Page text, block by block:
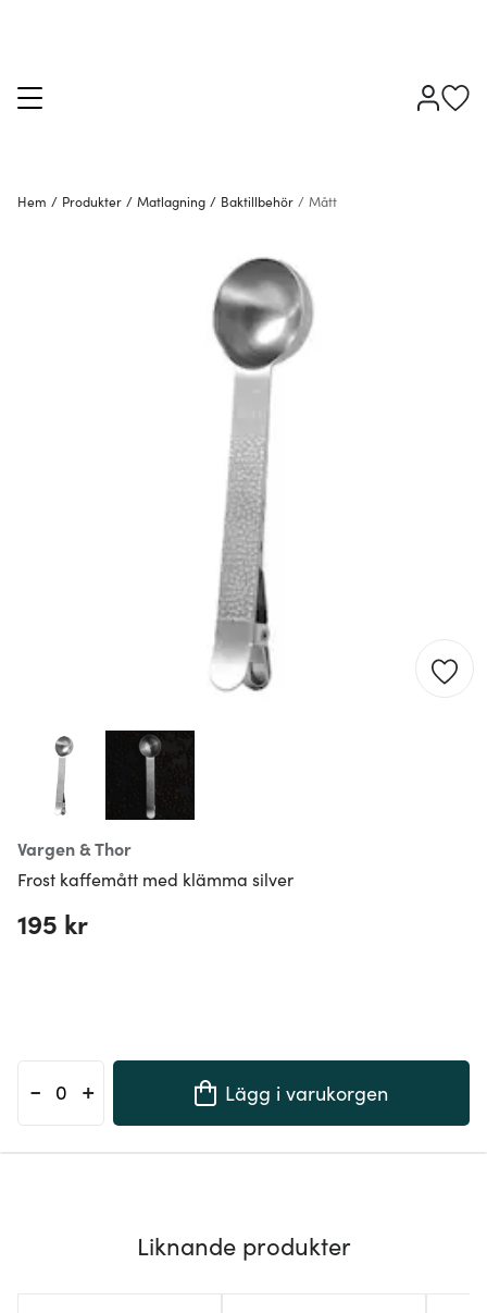
Hem / Produkter / Matlagning / Baktillbehör / Mått
Vargen & Thor
Frost kaffemått med klämma silver
195 kr
- + Lägg i varukorgen
Liknande produkter